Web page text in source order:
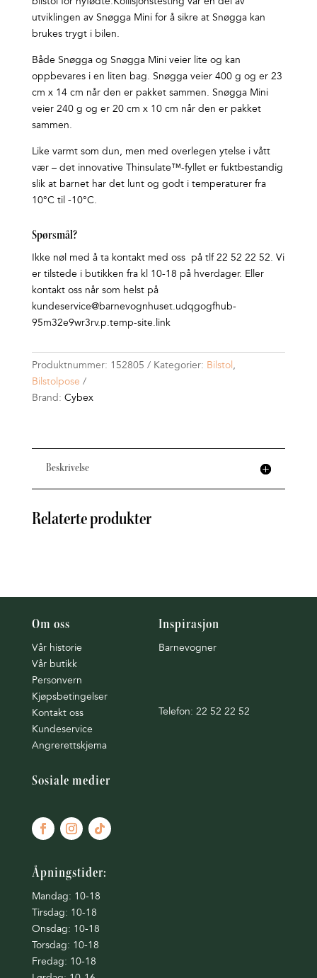
utviklingen av Snøgga Mini for å sikre at Snøgga kan
brukes trygt i bilen.
Både Snøgga og Snøgga Mini veier lite og kan
oppbevares i en liten bag. Snøgga veier 400 g og er 23
cm x 14 cm når den er pakket sammen. Snøgga Mini
veier 240 g og er 20 cm x 10 cm når den er pakket
sammen.
Like varmt som dun, men med overlegen ytelse i vått
vær – det innovative Thinsulate™-fyllet er fuktbestandig
slik at barnet har det lunt og godt i temperaturer fra
10°C til -10°C.
Spørsmål?
Ikke nøl med å ta kontakt med oss på tlf 22 52 22 52. Vi
er tilstede i butikken fra kl 10-18 på hverdager. Eller
kontakt oss når som helst på
kundeservice@barnevognhuset.udqgogfhub-
95m32e9wr3rv.p.temp-site.link
Produktnummer: 152805 Kategorier: Bilstol ,
Bilstolpose
Brand: Cybex
Beskrivelse
Relaterte produkter
Om oss
Vår historie
Vår butikk
Personvern
Kjøpsbetingelser
Kontakt oss
Kundeservice
Angrerettskjema
Inspirasjon
Barnevogner
Telefon: 22 52 22 52
Sosiale medier
Åpningstider:
Mandag: 10-18
Tirsdag: 10-18
Onsdag: 10-18
Torsdag: 10-18
Fredag: 10-18